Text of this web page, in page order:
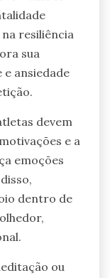
resiliência
sua
ansiedade
devem
e a
emoções
dentro de
ou